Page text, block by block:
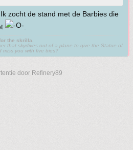
zocht de stand met de Barbies die
the skrilla.
that skydives out of a plane to give the Statue of
miss you with five tries?
door Refinery89